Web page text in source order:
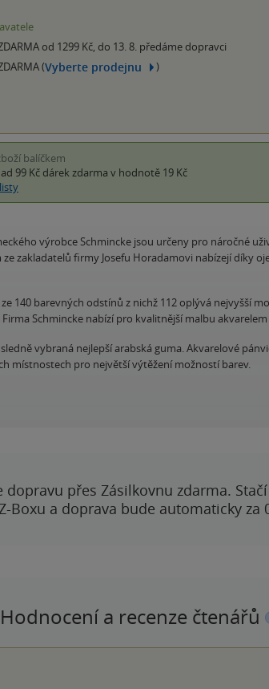
od 1299 Kč, do 13. 8. předáme dopravci
(Vyberte prodejnu )
balíčkem
99 Kč dárek zdarma v hodnotě 19 Kč
výrobce Schmincke jsou určeny pro náročné
zakladatelů firmy Josefu Horadamovi nabízejí díky
140 barevných odstínů z nichž 112 oplývá nejvyšší
Schmincke nabízí pro kvalitnější malbu
vybraná nejlepší arabská guma. Akvarelové
místnostech pro největší výtěžení možností barev.
dopravu přes Zásilkovnu zdarma.
Boxu a doprava bude automaticky za
Hodnocení a recenze čtenářů